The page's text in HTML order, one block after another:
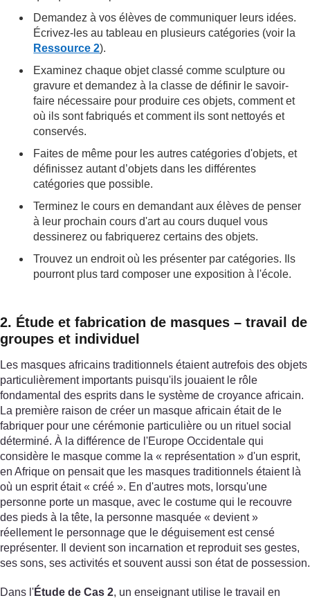
Demandez à vos élèves de communiquer leurs idées.
Écrivez-les au tableau en plusieurs catégories (voir la
Ressource 2).
Examinez chaque objet classé comme sculpture ou
gravure et demandez à la classe de définir le savoir-
faire nécessaire pour produire ces objets, comment et
où ils sont fabriqués et comment ils sont nettoyés et
conservés.
Faites de même pour les autres catégories d'objets, et
définissez autant d’objets dans les différentes
catégories que possible.
Terminez le cours en demandant aux élèves de penser
à leur prochain cours d'art au cours duquel vous
dessinerez ou fabriquerez certains des objets.
Trouvez un endroit où les présenter par catégories. Ils
pourront plus tard composer une exposition à l'école.
2. Étude et fabrication de masques – travail de
groupes et individuel
Les masques africains traditionnels étaient autrefois des objets
particulièrement importants puisqu'ils jouaient le rôle
fondamental des esprits dans le système de croyance africain.
La première raison de créer un masque africain était de le
fabriquer pour une cérémonie particulière ou un rituel social
déterminé. À la différence de l'Europe Occidentale qui
considère le masque comme la « représentation » d'un esprit,
en Afrique on pensait que les masques traditionnels étaient là
où un esprit était « créé ». En d'autres mots, lorsqu'une
personne porte un masque, avec le costume qui le recouvre
des pieds à la tête, la personne masquée « devient »
réellement le personnage que le déguisement est censé
représenter. Il devient son incarnation et reproduit ses gestes,
ses sons, ses activités et souvent aussi son état de possession.
Dans l'Étude de Cas 2, un enseignant utilise le travail en